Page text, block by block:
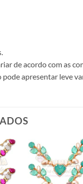
de acordo com as
apresentar leve